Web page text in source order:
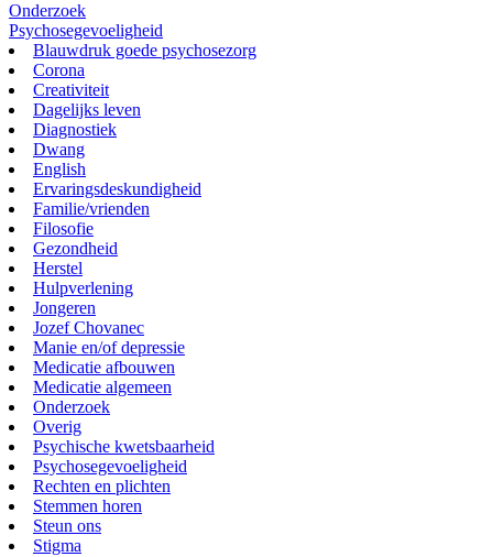
Onderzoek
Psychosegevoeligheid
Blauwdruk goede psychosezorg
Corona
Creativiteit
Dagelijks leven
Diagnostiek
Dwang
English
Ervaringsdeskundigheid
Familie/vrienden
Filosofie
Gezondheid
Herstel
Hulpverlening
Jongeren
Jozef Chovanec
Manie en/of depressie
Medicatie afbouwen
Medicatie algemeen
Onderzoek
Overig
Psychische kwetsbaarheid
Psychosegevoeligheid
Rechten en plichten
Stemmen horen
Steun ons
Stigma